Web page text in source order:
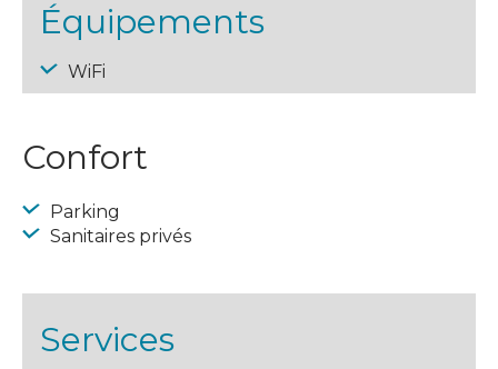
Équipements
WiFi
Confort
Parking
Sanitaires privés
Services